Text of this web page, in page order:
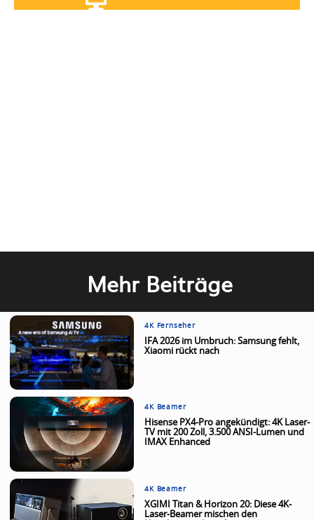
Mehr Beiträge
4K Fernseher
IFA 2026 im Umbruch: Samsung fehlt,
Xiaomi rückt nach
4K Beamer
Hisense PX4-Pro angekündigt: 4K Laser-
TV mit 200 Zoll, 3.500 ANSI-Lumen und
IMAX Enhanced
4K Beamer
XGIMI Titan & Horizon 20: Diese 4K-
Laser-Beamer mischen den